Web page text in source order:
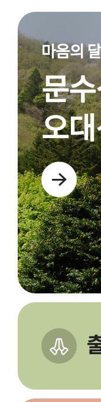
마음의
문
오